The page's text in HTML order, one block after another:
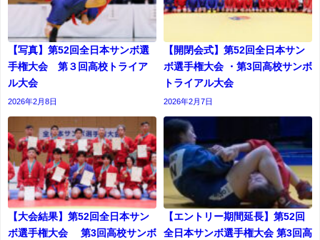
【写真】第52回全日本サンボ選
手権大会 第３回高校トライア
ル大会
2026年2月8日
【開閉会式】第52回全日本サン
ボ選手権大会 ・第3回高校サンボ
トライアル大会
2026年2月7日
【大会結果】第52回全日本サン
ボ選手権大会 第3回高校サンボ
【エントリー期間延長】第52回
全日本サンボ選手権大会 第3回高